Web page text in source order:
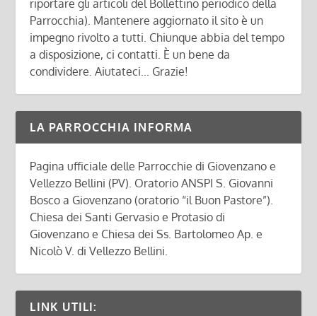
riportare gli articoli del Bollettino periodico della
Parrocchia). Mantenere aggiornato il sito è un
impegno rivolto a tutti. Chiunque abbia del tempo
a disposizione, ci contatti. È un bene da
condividere. Aiutateci... Grazie!
LA PARROCCHIA INFORMA
Pagina ufficiale delle Parrocchie di Giovenzano e
Vellezzo Bellini (PV). Oratorio ANSPI S. Giovanni
Bosco a Giovenzano (oratorio “il Buon Pastore”).
Chiesa dei Santi Gervasio e Protasio di
Giovenzano e Chiesa dei Ss. Bartolomeo Ap. e
Nicolò V. di Vellezzo Bellini.
LINK UTILI: